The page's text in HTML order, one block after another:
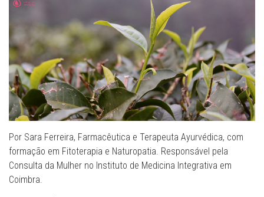
Por Sara Ferreira, Farmacêutica e Terapeuta Ayurvédica, com
formação em Fitoterapia e Naturopatia. Responsável pela
Consulta da Mulher no Instituto de Medicina Integrativa em
Coimbra.